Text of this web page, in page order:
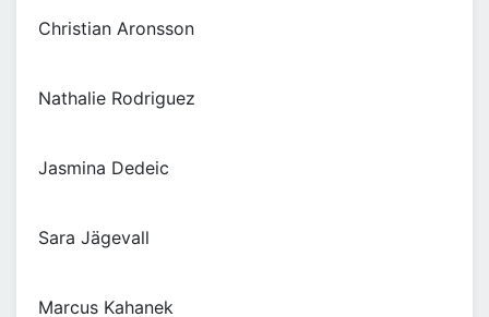
Christian Aronsson
Nathalie Rodriguez
Jasmina Dedeic
Sara Jägevall
Marcus Kahanek